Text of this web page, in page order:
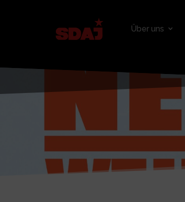
Über uns